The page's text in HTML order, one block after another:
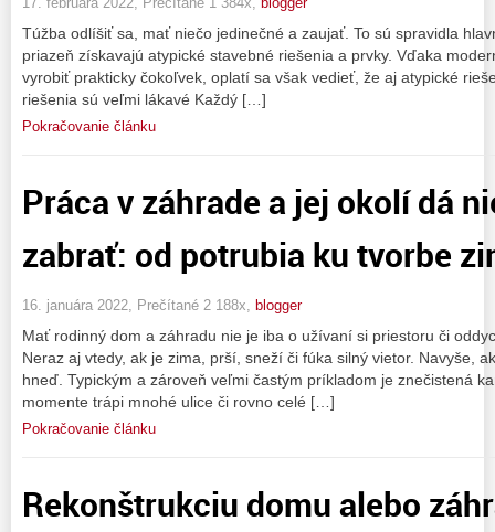
Túžba odlíšiť sa, mať niečo jedinečné a zaujať. To sú spravidla
priazeň získavajú atypické stavebné riešenia a prvky. Vďaka
vyrobiť prakticky čokoľvek, oplatí sa však vedieť, že aj atypické
riešenia sú veľmi lákavé Každý […]
Pokračovanie článku
Práca v záhrade a jej okolí dá
zabrať: od potrubia ku tvorbe
16. januára 2022, Prečítané 2 188x, blogger
Mať rodinný dom a záhradu nie je iba o užívaní si priestoru či
Neraz aj vtedy, ak je zima, prší, sneží či fúka silný vietor. Navyše,
hneď. Typickým a zároveň veľmi častým príkladom je znečistená
momente trápi mnohé ulice či rovno celé […]
Pokračovanie článku
Rekonštrukciu domu alebo